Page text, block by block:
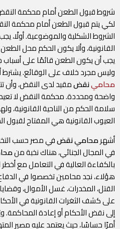
شروط قبول الطعن أمام محكمة
لكي يتم قبول الطعن أمام محكمة
الشروط الشكلية والموضوعية. أولًا،
القانونية، وألا يكون الحكم محل
يجب أن يكون الطعن قائمًا على أسباب
وليس مجرد خلاف على الوقائع.
محامينقضمقيد لدى النقض، وأن
واضحة ومحددة. محكمة النقض لا
سلامة الحكم من الناحية القانونية،
العيوب القانونية هي المفتاح لقبول
أشهرمحامي نقضفي مصر حسب
في المجال الجنائي، هناك نخبة من
بالكفاءة العالية في التعامل مع
هؤلاء، نجد محامين تخصصوا في
القتل، المخدرات، غسل الأموال،
على كشف الثغرات القانونية في
إلى نقض الأحكام أو إعادة المحاكمة.
أمرًا حساسًا، حيث يعتمد عليه مصير